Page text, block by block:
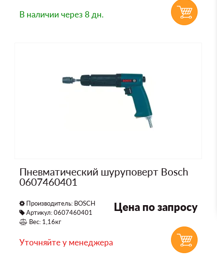
В наличии через 8 дн.
Пневматический шуруповерт Bosch
0607460401
Производитель: BOSCH
Артикул: 0607460401
Вес: 1,16кг
Цена по запросу
Уточняйте у менеджера